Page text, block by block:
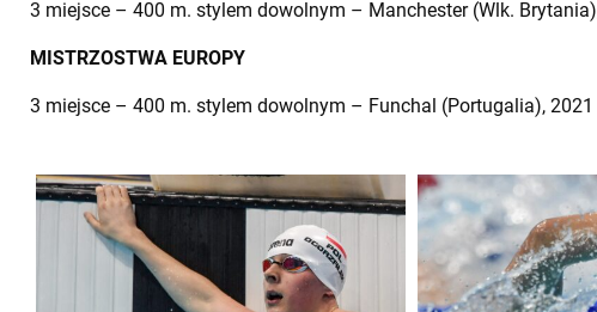
3 miejsce – 400 m. stylem dowolnym – Manchester (Wlk.
MISTRZOSTWA EUROPY
3 miejsce – 400 m. stylem dowolnym – Funchal (Portugalia), 2021